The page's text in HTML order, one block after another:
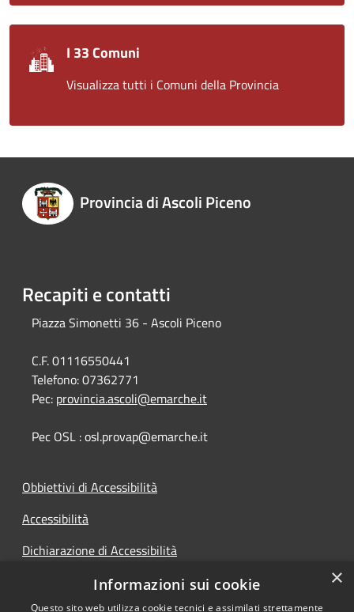
I 33 Comuni
Visualizza tutti i Comuni della Provincia
Provincia di Ascoli Piceno
Recapiti e contatti
Piazza Simonetti 36 - Ascoli Piceno
C.F. 01116550441
Telefono:07362771
Pec: provincia.ascoli@emarche.it
Pec OSL : osl.provap@emarche.it
Obbiettivi di Accessibilità
Accessibilità
Dichiarazione di Accessibilità
Accesso Civico
×
Informazioni sui cookie
Questo sito web utilizza cookie tecnici e assimilati strettamente